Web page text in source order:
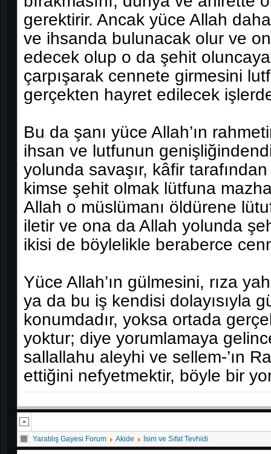
gerektirir. Ancak yüce Allah
ve ihsanda bulunacak olur ve
edecek olup o da şehit
çarpışarak cennete girmesini
gerçekten hayret edilecek
Bu da şanı yüce Allah’ın
ihsan ve lutfunun
yolunda savaşır, kâfir
kimse şehit olmak lütfuna
Allah o müslümanı öldürene
iletir ve ona da Allah yolunda
ikisi de böylelikle beraberce
Yüce Allah’ın gülmesini, rıza
ya da bu iş kendisi dolayısıyla
konumdadır, yoksa ortada
yoktur; diye yorumlamaya
sallallahu aleyhi ve sellem-’ın
ettiğini nefyetmektir, böyle bir
Yaratılış Gayesi Forum Akide İsim ve Sıfat Tevhidi